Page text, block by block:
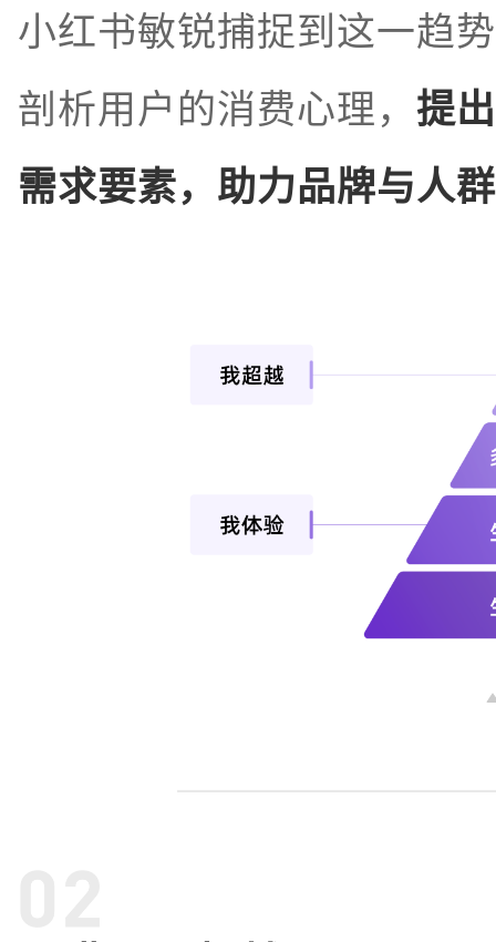
小红书敏锐捕捉到这一趋
剖析用户的消费心理， 提
需求要素，助力品牌与人